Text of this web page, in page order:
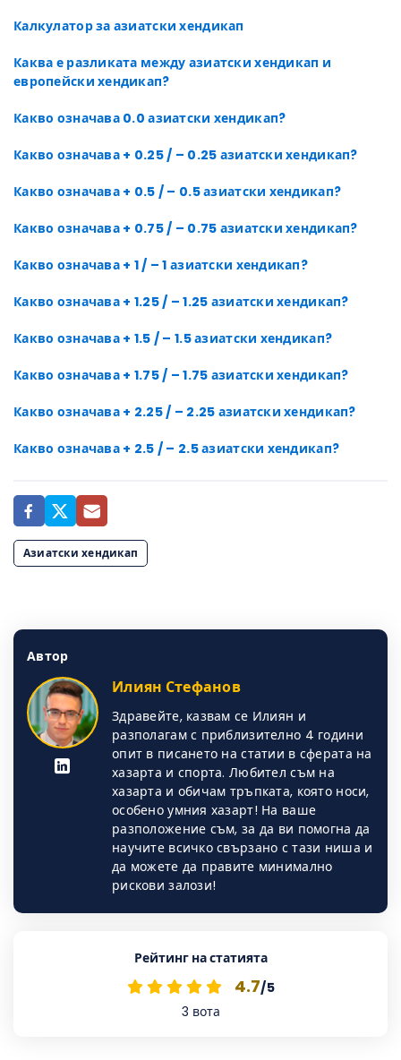
Калкулатор за азиатски хендикап
Каква е разликата между азиатски хендикап и
европейски хендикап?
Какво означава 0.0 азиатски хендикап?
Какво означава + 0.25 / – 0.25 азиатски хендикап?
Какво означава + 0.5 / – 0.5 азиатски хендикап?
Какво означава + 0.75 / – 0.75 азиатски хендикап?
Какво означава + 1 / – 1 азиатски хендикап?
Какво означава + 1.25 / – 1.25 азиатски хендикап?
Какво означава + 1.5 / – 1.5 азиатски хендикап?
Какво означава + 1.75 / – 1.75 азиатски хендикап?
Какво означава + 2.25 / – 2.25 азиатски хендикап?
Какво означава + 2.5 / – 2.5 азиатски хендикап?
Азиатски хендикап
Автор
Илиян Стефанов
Здравейте, казвам се Илиян и
разполагам с приблизително 4 години
опит в писането на статии в сферата на
хазарта и спорта. Любител съм на
хазарта и обичам тръпката, която носи,
особено умния хазарт! На ваше
разположение съм, за да ви помогна да
научите всичко свързано с тази ниша и
да можете да правите минимално
рискови залози!
Рейтинг на статията
4.7/5
3 вота